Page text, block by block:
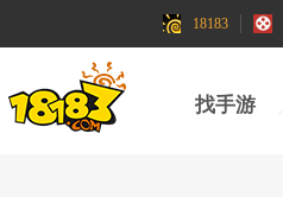
18183
找手游